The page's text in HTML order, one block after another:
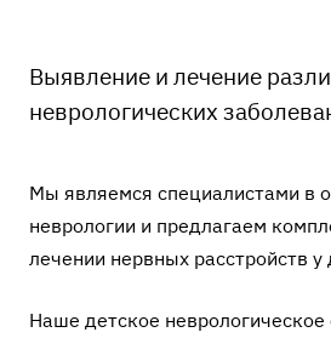
Выявление и лечение
неврологических
Мы являемся специалистами в
неврологии и предлагаем
лечении нервных расстройств у
Наше детское неврологическое